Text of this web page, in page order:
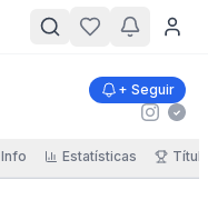
+ Seguir
Info Estatísticas